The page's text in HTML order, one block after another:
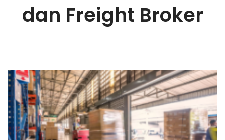
dan Freight Broker